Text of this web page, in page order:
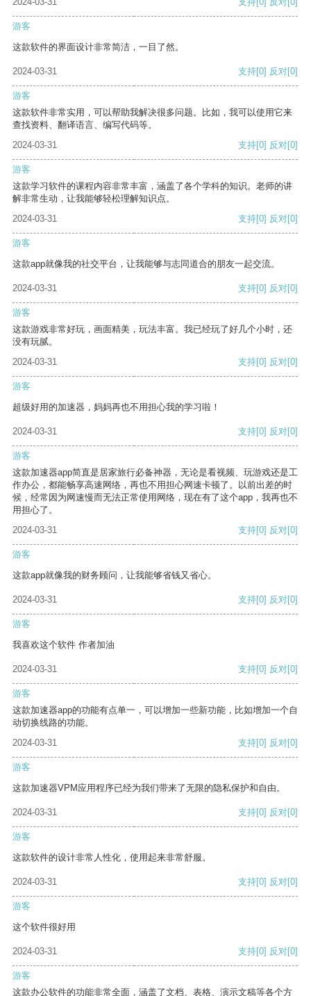
游客
这款软件的界面设计非常简洁，一目了然。
2024-03-31 支持[0] 反对[0]
游客
这款软件非常实用，可以帮助我解决很多问题。比如，我可以使用它来
查找资料、翻译语言、编写代码等。
2024-03-31
支持[0] 反对[0]
游客
这款学习软件的课程内容非常丰富，涵盖了各个学科的知识。老师的讲
解非常生动，让我能够轻松理解知识点。
2024-03-31
支持[0] 反对[0]
游客
这款app就像我的社交平台，让我能够与志同道合的朋友一起交流。
2024-03-31 支持[0] 反对[0]
游客
这款游戏非常好玩，画面精美，玩法丰富。我已经玩了好几个小时，还
没有玩腻。
2024-03-31
支持[0] 反对[0]
游客
超级好用的加速器，妈妈再也不用担心我的学习啦！
2024-03-31 支持[0] 反对[0]
游客
这款加速器app简直是居家旅行必备神器，无论是看视频、玩游戏还是工
作办公，都能畅享高速网络，再也不用担心网速卡顿了。以前出差的时
候，经常因为网速慢而无法正常使用网络，现在有了这个app，我再也不
用担心了。
2024-03-31
支持[0] 反对[0]
游客
这款app就像我的财务顾问，让我能够省钱又省心。
2024-03-31 支持[0] 反对[0]
游客
我喜欢这个软件 作者加油
2024-03-31 支持[0] 反对[0]
游客
这款加速器app的功能有点单一，可以增加一些新功能，比如增加一个自
动切换线路的功能。
2024-03-31
支持[0] 反对[0]
游客
这款加速器VPM应用程序已经为我们带来了无限的隐私保护和自由。
2024-03-31 支持[0] 反对[0]
游客
这款软件的设计非常人性化，使用起来非常舒服。
2024-03-31 支持[0] 反对[0]
游客
这个软件很好用
2024-03-31 支持[0] 反对[0]
游客
这款办公软件的功能非常全面，涵盖了文档、表格、演示文稿等各个方